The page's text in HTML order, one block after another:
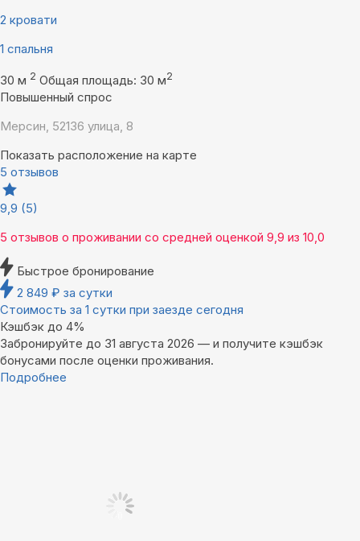
2 кровати
1 спальня
30 м 2 Общая площадь: 30 м2
Повышенный спрос
Мерсин, 52136 улица, 8
Показать расположение на карте
5 отзывов
9,9 (5)
5 отзывов о проживании со средней оценкой 9,9 из 10,0
Быстрое бронирование
2 849 ₽ за сутки
Стоимость за 1 сутки при заезде сегодня
Кэшбэк до 4%
Забронируйте до 31 августа 2026 — и получите кэшбэк
бонусами после оценки проживания.
Подробнее